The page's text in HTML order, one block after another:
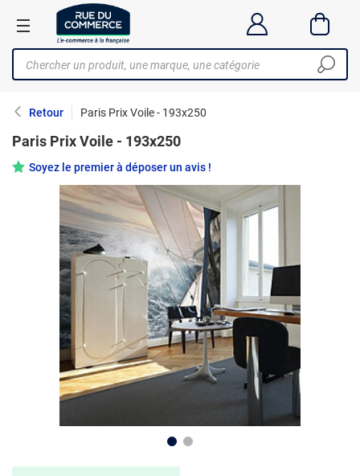
Retour Paris Prix Voile - 193x250
Paris Prix Voile - 193x250
Soyez le premier à déposer un avis !